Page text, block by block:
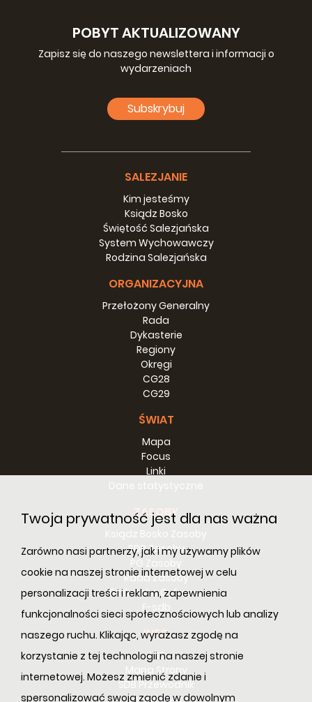
Twoja prywatność jest dla nas ważna
Zarówno nasi partnerzy, jak i my używamy plików
cookie na naszej stronie internetowej w celu
personalizacji treści i reklam, zapewnienia
funkcjonalności sieci społecznościowych lub analizy
naszego ruchu. Klikając, wyrażasz zgodę na
korzystanie z tej technologii na naszej stronie
internetowej. Możesz zmienić zdanie i
spersonalizować swoją zgodę w dowolnym
POBYT AKTUALIZOWANY
Zapisz się do naszego newslettera i informacji o
wydarzeniach
Subskrybuj
SALEZJANIE
Kim jesteśmy
Ksiądz Bosko
Świętość Salezjańska
System Wychowawczy
Rodzina Salezjańska
ORGANIZACYJNA
Przełożony Generalny
Rada
Dykasterie
Regiony
Okręgi
CG28
CG29
ŚWIAT
Mapa
Focus
Linki
ZASOBY
SDB Zasoby
Rada Zasoby
Bibilioteka Cyfrowa
E-sdb
INFO
ANS
Mapa Strony
SDB Przewodnik
Cookie Policy